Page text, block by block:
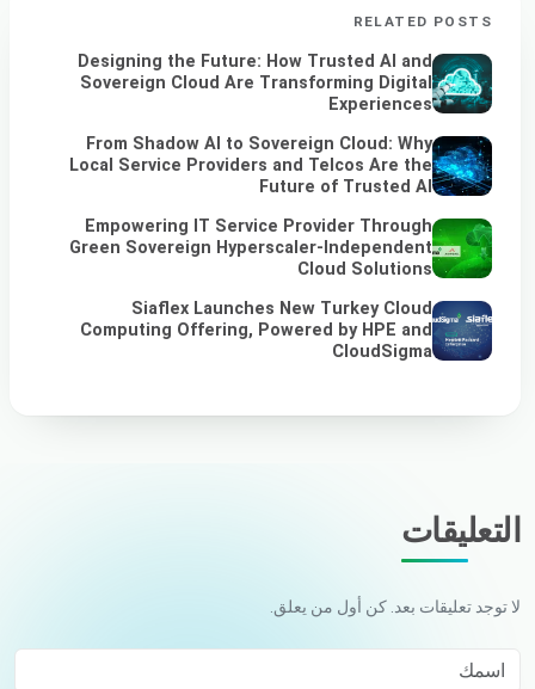
RELATED POSTS
Designing the Future: How Trusted AI and
Sovereign Cloud Are Transforming Digital
Experiences
From Shadow AI to Sovereign Cloud: Why
Local Service Providers and Telcos Are the
Future of Trusted AI
Empowering IT Service Provider Through
Green Sovereign Hyperscaler-Independent
Cloud Solutions
Siaflex Launches New Turkey Cloud
Computing Offering, Powered by HPE and
CloudSigma
التعليقات
لا توجد تعليقات بعد. كن أول من يعلق.
اسمك